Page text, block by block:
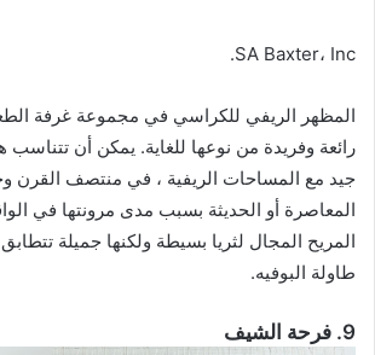
SA Baxter، Inc.
المظهر الريفي للكراسي في مجموعة غرفة
رائعة وفريدة من نوعها للغاية. يمكن أن
جيد مع المساحات الريفية ، في منتصف القرن
المعاصرة أو الحديثة بسبب مدى مرونتها في
المريح المجال لثريا بسيطة ولكنها جميلة
طاولة البوفيه.
9. فرحة الشيف